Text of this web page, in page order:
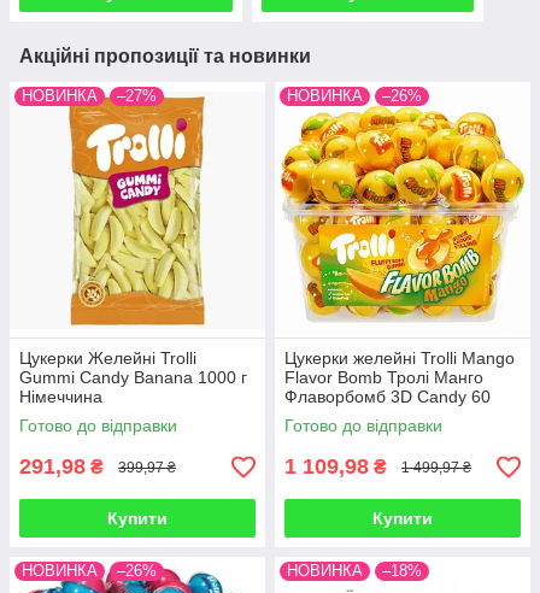
Акційні пропозиції та новинки
НОВИНКА –27%
Цукерки Желейні Trolli
Gummi Candy Banana 1000 г
Німеччина
Готово до відправки
291,98 ₴ 399,97 ₴
Купити
НОВИНКА –26%
Цукерки желейні Trolli Mango
Flavor Bomb Тролі Манго
Флаворбомб 3D Candy 60
штук 1128 г Німеччина
Готово до відправки
1 109,98 ₴ 1 499,97 ₴
Купити
НОВИНКА –26% НОВИНКА –18%